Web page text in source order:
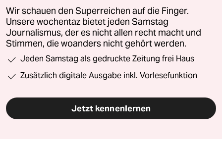
Wir schauen den Superreichen auf die Finger.
Unsere wochentaz bietet jeden Samstag
Journalismus, der es nicht allen recht macht und
Stimmen, die woanders nicht gehört werden.
Jeden Samstag als gedruckte Zeitung frei Haus
Zusätzlich digitale Ausgabe inkl. Vorlesefunktion
Jetzt kennenlernen